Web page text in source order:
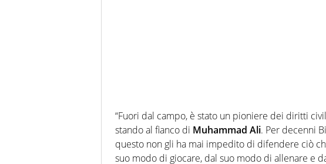
“Fuori dal campo, è stato un pioniere dei diritti
stando al fianco di Muhammad Ali. Per decenni
questo non gli ha mai impedito di difendere ciò
suo modo di giocare, dal suo modo di allenare e